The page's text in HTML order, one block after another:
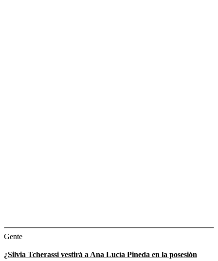
Gente
¿Silvia Tcherassi vestirá a Ana Lucía Pineda en la posesión